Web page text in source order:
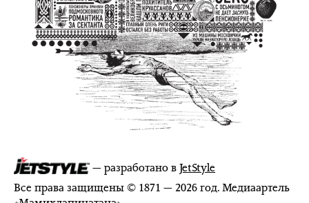
— разработано вJetStyle
Все права защищены © 1871 — 2026 год. Медиаартель